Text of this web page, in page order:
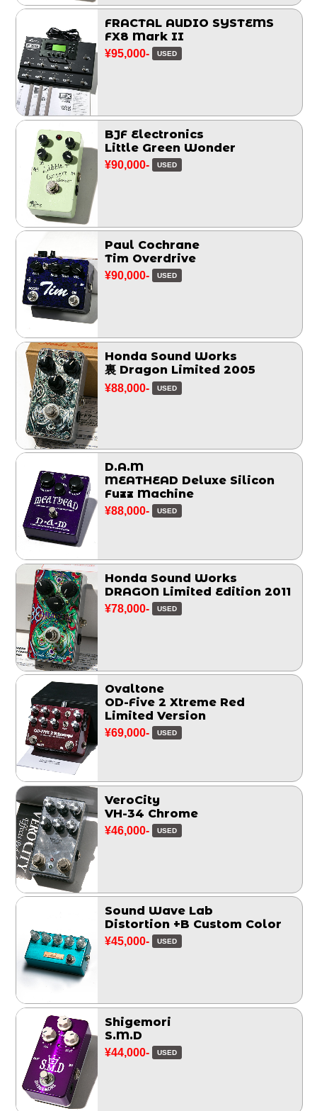
FRACTAL AUDIO SYSTEMS
FX8 Mark II
¥95,000- USED
BJF Electronics
Little Green Wonder
¥90,000- USED
Paul Cochrane
Tim Overdrive
¥90,000- USED
Honda Sound Works
裏 Dragon Limited 2005
¥88,000- USED
D.A.M
MEATHEAD Deluxe Silicon
Fuzz Machine
¥88,000- USED
Honda Sound Works
DRAGON Limited Edition 2011
¥78,000- USED
Ovaltone
OD-Five 2 Xtreme Red
Limited Version
¥69,000- USED
VeroCity
VH-34 Chrome
¥46,000- USED
Sound Wave Lab
Distortion +B Custom Color
¥45,000- USED
Shigemori
S.M.D
¥44,000- USED